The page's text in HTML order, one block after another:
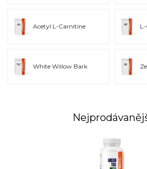
Zelená káva - spalovač tuků
Zelená káva
- obsahuje extrakt ze
Tento přírodníspalovač tuků
pomáhá
glukózy a podporuje tělo ve spalování
čisté složení bez přidaných chemikálií a
Užívání 100% Green Coffee může být
každého, kdo chce zlepšit svou tělesnou
Acetyl L-Carnitine
White Willow Bark